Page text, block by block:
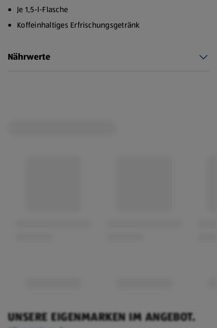
Je 1,5-l-Flasche
Koffeinhaltiges Erfrischungsgetränk
Nährwerte
UNSERE EIGENMARKEN IM ANGEBOT.